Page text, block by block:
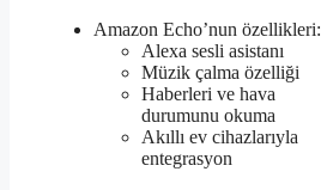
Amazon Echo’nun özellikleri:
Alexa sesli asistanı
Müzik çalma özelliği
Haberleri ve hava
durumunu okuma
Akıllı ev cihazlarıyla
entegrasyon